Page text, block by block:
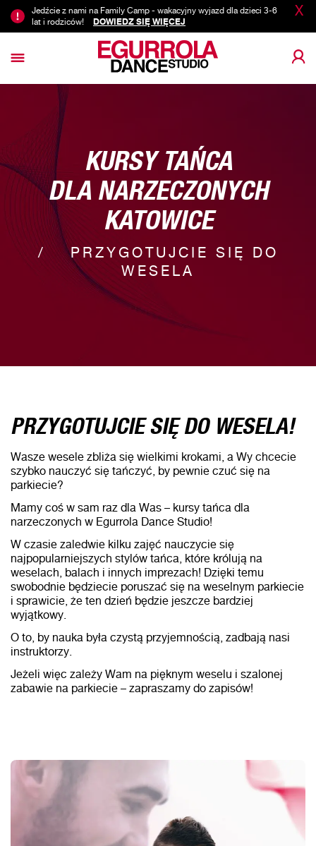
X
Jedźcie z nami na Family Camp - wakacyjny wyjazd dla dzieci 3-6
lat i rodziców!
DOWIEDZ SIĘ WIĘCEJ
KURSY TAŃCA
DLA NARZECZONYCH
KATOWICE
PRZYGOTUJCIE SIĘ DO
WESELA
PRZYGOTUJCIE SIĘ DO WESELA!
Wasze wesele zbliża się wielkimi krokami, a Wy chcecie
szybko nauczyć się tańczyć, by pewnie czuć się na
parkiecie?
Mamy coś w sam raz dla Was – kursy tańca dla
narzeczonych w Egurrola Dance Studio!
W czasie zaledwie kilku zajęć nauczycie się
najpopularniejszych stylów tańca, które królują na
weselach, balach i innych imprezach! Dzięki temu
swobodnie będziecie poruszać się na weselnym parkiecie
i sprawicie, że ten dzień będzie jeszcze bardziej
wyjątkowy.
O to, by nauka była czystą przyjemnością, zadbają nasi
instruktorzy.
Jeżeli więc zależy Wam na pięknym weselu i szalonej
zabawie na parkiecie – zapraszamy do zapisów!